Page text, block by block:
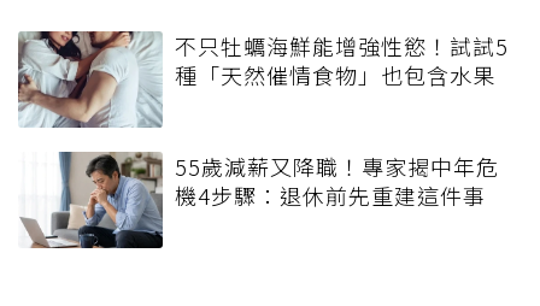
不只牡蠣海鮮能增強性慾！試試5
種「天然催情食物」也包含水果
55歲減薪又降職！專家揭中年危
機4步驟：退休前先重建這件事